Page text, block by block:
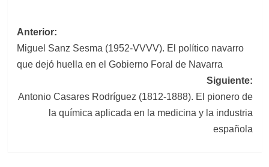
Navegación
de
Anterior:
Miguel Sanz Sesma (1952-VVVV). El político navarro
que dejó huella en el Gobierno Foral de Navarra
Siguiente:
Antonio Casares Rodríguez (1812-1888). El pionero de
la química aplicada en la medicina y la industria
española